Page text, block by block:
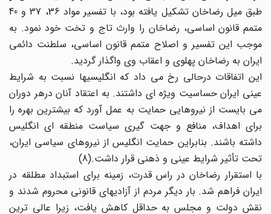
طبق میل رضاخان تشکیل یافته بود، با تفسیر مواد 36، 37 و 40
متمم قانون اساسی، رضاخان را وارث تاج و تخت خود نمود. به
موجب این تفسیر و اصلاح متمم قانون اساسی، سلطنت دائمی
ایران به رضاخان پهلوی و اعقاب وی واگذار گردید.
این اتفاقات درحالی رخ می داد که انگلیسیها نسبت به شرایط
عینی ایران حساسیت ویژه ای داشتند. به اعتقاد آنان درهر دوران
می بایست از نیروهایی حمایت به عمل آورد که بیشترین بهره را
برای اهداف، منافع و جهت گیری سیاست منطقه ای انگلیس
داشته باشند. بنابراین حمایت انگلیس از نیروهای سیاسی ایران،
تحت تأثیر شرایط عینی و ذهنی قرار داشت.(8)
با استقرار رضاخان در راس قدرت، زمینه برای استبداد مطلقه در
ایران فراهم شد. بار دیگر مردم از آزادیهای قانونی محروم شدند و
نقش دولت و مجلس به حداقل کاهش یافت، زیرا عالی ترین